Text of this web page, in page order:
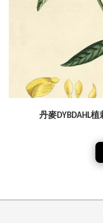
丹麥DYBDAHL植